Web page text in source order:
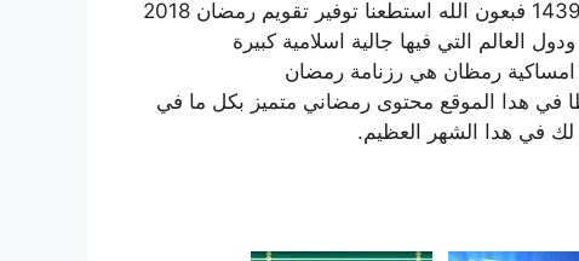
فيما يخص امساكية رمضان 2018 الموافق ل رمضان 1439 فبعون الله استطعنا توفير تقويم رمضان 2018
العالم التي فيها جالية اسلامية كبيرة
رمظان هي رزنامة رمضان
شهر رمضان 2018 ستجدون ايظا في هدا الموقع محتوى رمضاني متميز بكل ما في
لك في هدا الشهر العظيم.